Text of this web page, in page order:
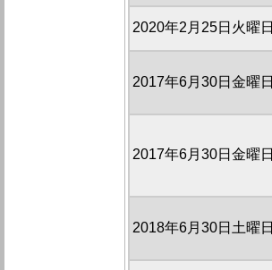
2020年2月25日火曜日
2017年6月30日金曜日
2017年6月30日金曜日
2018年6月30日土曜日